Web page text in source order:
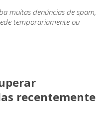
muitas denúncias de spam,
temporariamente ou
recentemente